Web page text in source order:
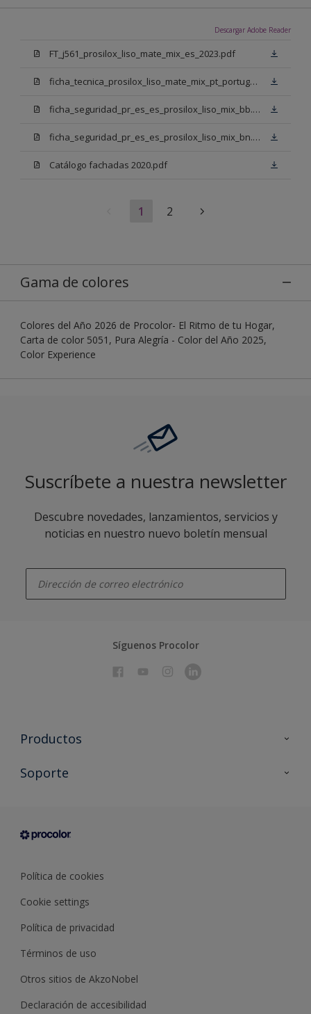
Descargar Adobe Reader
FT_j561_prosilox_liso_mate_mix_es_2023.pdf
ficha_tecnica_prosilox_liso_mate_mix_pt_portugal.pdf
ficha_seguridad_pr_es_es_prosilox_liso_mix_bb.pdf
ficha_seguridad_pr_es_es_prosilox_liso_mix_bn.pdf
Catálogo fachadas 2020.pdf
1 2
Gama de colores
Colores del Año 2026 de Procolor- El Ritmo de tu Hogar,
Carta de color 5051, Pura Alegría - Color del Año 2025,
Color Experience
Suscríbete a nuestra newsletter
Descubre novedades, lanzamientos, servicios y
noticias en nuestro nuevo boletín mensual
Síguenos Procolor
Productos
Todos los productos
Condiciones generales de venta
Soporte
Sobre Procolor
Política de cookies
Cookie settings
Política de privacidad
Términos de uso
Otros sitios de AkzoNobel
Declaración de accesibilidad